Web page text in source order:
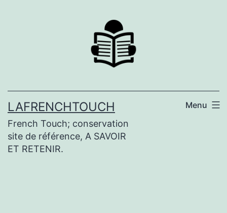
LAFRENCHTOUCH
French Touch; conservation
site de référence, A SAVOIR
ET RETENIR.
Menu